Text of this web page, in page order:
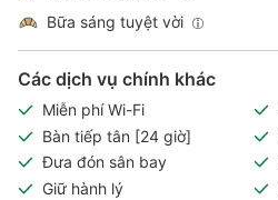
Bữa sáng tuyệt vời
Các dịch vụ chính khác
Miễn phí Wi-Fi
Bàn tiếp tân [24 giờ]
Đưa đón sân bay
Giữ hành lý